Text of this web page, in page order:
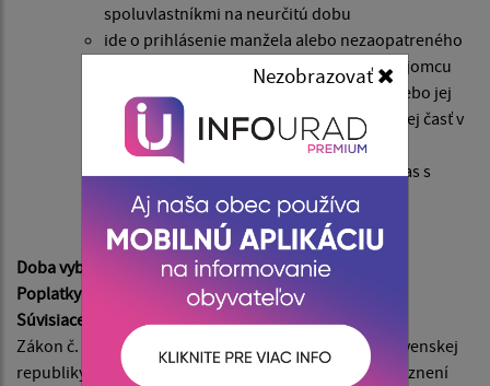
spoluvlastníkmi na neurčitú dobu
ide o prihlásenie manžela alebo nezaopatreného
dieťaťa vlastníka, spoluvlastníka alebo nájomcu
ak vlastník alebo spoluvlastník budovy alebo jej
časti, alebo nájomca, ak je budova alebo jej časť v
nájme, potvrdí svojím podpisom na
prihlasovacom lístku na trvalý pobyt súhlas s
prihlásením občana na trvalý pobyt pred
zamestnancom ohlasovne
Doba vybavenia:
na počkanie
Poplatky:
Súvisiace predpisy:
Zákon č. 253/1998 Z. z. o hlásení pobytu občanov Slovenskej
republiky a registri obyvateľov Slovenskej republiky v znení
Nezobrazovať